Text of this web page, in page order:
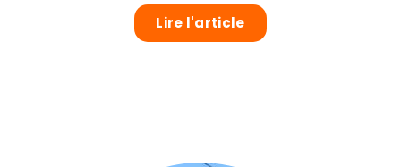
Lire l'article